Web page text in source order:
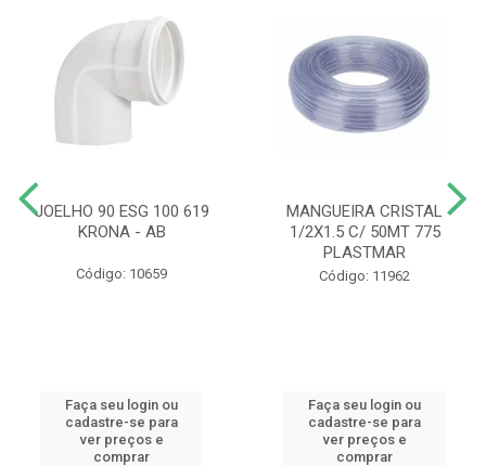
JOELHO 90 ESG 100 619
KRONA - AB
Código: 10659
Faça seu login ou
cadastre-se para
ver preços e
comprar
MANGUEIRA CRISTAL
1/2X1.5 C/ 50MT 775
PLASTMAR
Código: 11962
Faça seu login ou
cadastre-se para
ver preços e
comprar